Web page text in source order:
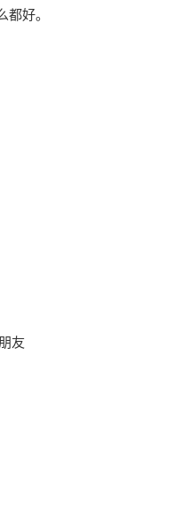
好。
友